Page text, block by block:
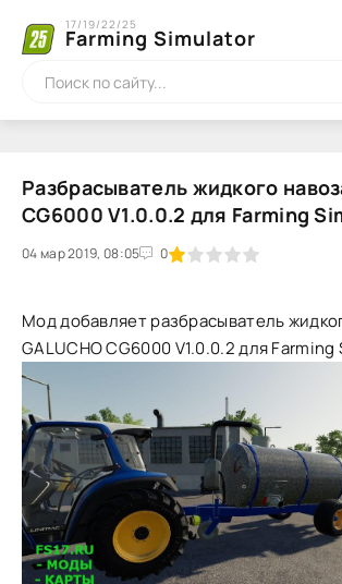
Farming Simulator
17/19/22/25
Разбрасыватель жидкого
CG6000 V1.0.0.2 для Farming
04 мар 2019, 08:05 0
1 2 3 4 5
Мод добавляет разбрасыватель
GALUCHO CG6000 V1.0.0.2 для